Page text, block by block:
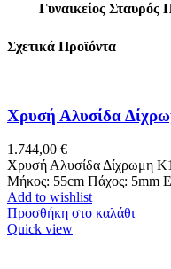
Γυναικείος Σταυρός
Σχετικά Προϊόντα
Χρυσή Αλυσίδα
1.744,00 €
Χρυσή Αλυσίδα Δίχρωμη
Μήκος: 55cm Πάχος: 5mm
Add to wishlist
Προσθήκη στο καλάθι
Quick view